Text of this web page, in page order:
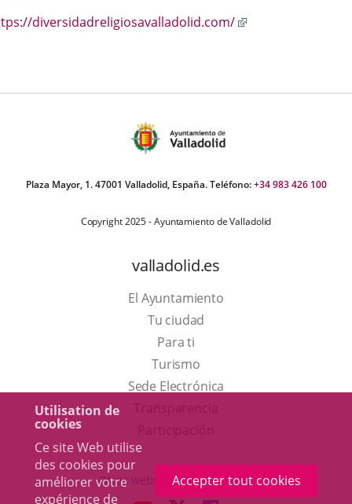
Utilisation de
cookies
Ce site Web utilise
des cookies pour
améliorer votre
expérience de
Accepter tout cookies
diversidadreligiosavalladolid.com/
externa.
Plaza Mayor, 1. 47001 Valladolid, España. Teléfono:+34 983 426 100
Copyright 2025 - Ayuntamiento de Valladolid
valladolid.es
El Ayuntamiento
Tu ciudad
Para ti
TurismoEste
enlace
una
ventana
Sede Electrónica
externa.
Otras webs del ayuntamiento